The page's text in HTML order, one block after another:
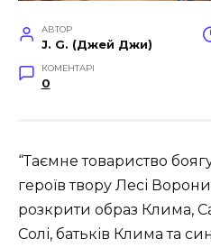
АВТОР
J. G. (Джей Джи)
КОМЕНТАРІ
0
“Таємне товариство
героїв твору Лесі
розкрити образ Клима,
Солі, батьків Клима та